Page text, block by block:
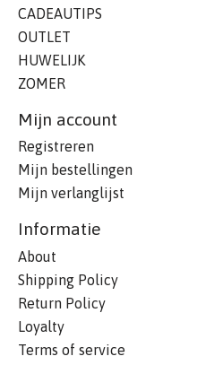
CADEAUTIPS
OUTLET
HUWELIJK
ZOMER
Mijn account
Registreren
Mijn bestellingen
Mijn verlanglijst
Informatie
About
Shipping Policy
Return Policy
Loyalty
Terms of service